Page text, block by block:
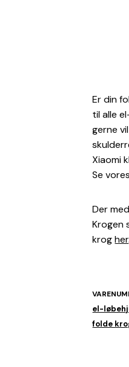
Er din
til alle
gerne
Xiaomi
Se
Der
Krogen
krogher.
el-
folde